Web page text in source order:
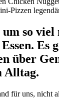
Pizzen
um so viel
Es
über
Alltag.
für uns, nicht